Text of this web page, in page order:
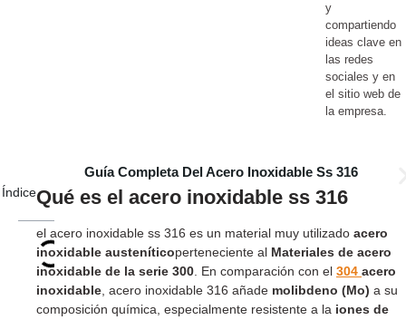
y
compartiendo
ideas clave en
las redes
sociales y en
el sitio web de
la empresa.
Índice
Guía Completa Del Acero Inoxidable Ss 316
Qué es el acero inoxidable ss 316
el acero inoxidable ss 316 es un material muy utilizado acero
inoxidable austeníticoperteneciente al Materiales de acero
inoxidable de la serie 300. En comparación con el 304 acero
inoxidable, acero inoxidable 316 añade molibdeno (Mo) a su
composición química, especialmente resistente a la iones de